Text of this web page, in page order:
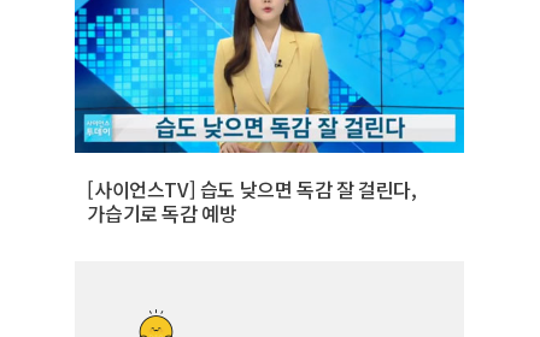
[사이언스TV] 습도 낮으면 독감 잘 걸린다,
가습기로 독감 예방